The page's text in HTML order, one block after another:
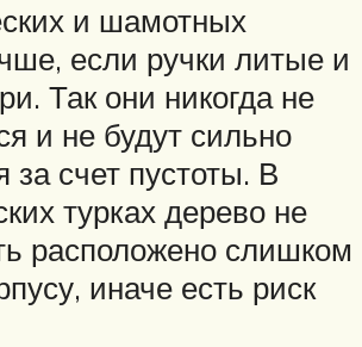
и шамотных
если ручки литые и
Так они никогда не
и не будут сильно
за счет пустоты. В
турках дерево не
расположено слишком
иначе есть риск